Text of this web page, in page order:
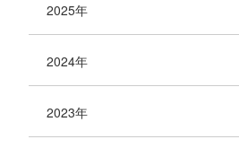
2025年
2024年
2023年